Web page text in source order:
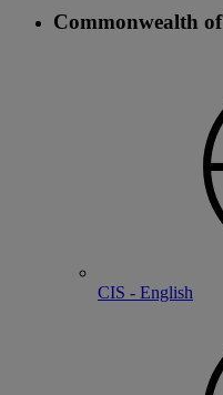
Commonwealth
CIS - English